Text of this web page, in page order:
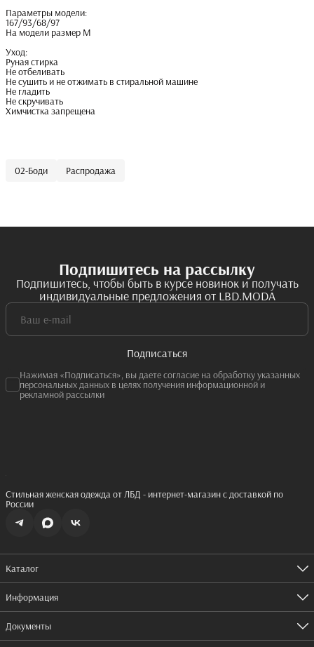
Параметры модели:
167/93/68/97
На модели размер M
Уход:
Руная стирка
Не отбеливать
Не сушить и не отжимать в стиральной машине
Не гладить
Не скручивать
Химчистка запрещена
02-Боди Распродажа
Подпишитесь на рассылку
Подпишитесь, чтобы быть в курсе новинок и получать
индивидуальные предложения от LBD.MODA
Подписаться
Нажимая «Подписаться», вы даете согласие на обработку указанных
персональных данных в целях получения информационной и
рекламной рассылки
Стильная женская одежда от ЛБД - интернет-магазин с доставкой по
России
Каталог
Одежда
Обувь
Аксессуары
Информация
Оплата
Доставка
Правила возврата
Документы